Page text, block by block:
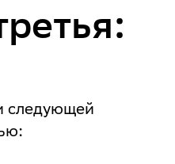
следующей